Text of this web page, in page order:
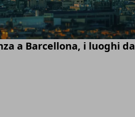
a Barcellona, i luoghi